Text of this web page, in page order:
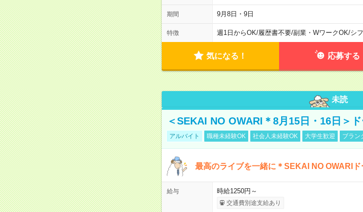
期間 9月8日・9日
特徴 週1日からOK/履歴書不要/副業・WワークOK/シ
気になる！ 応募する
未読
＜SEKAI NO OWARI＊8月15日・16日＞
アルバイト 職種未経験OK 社会人未経験OK 大学生歓迎 ブラン
最高のライブを一緒に＊SEKAI NO OWARI
給与 時給1250円～
交通費別途支給あり